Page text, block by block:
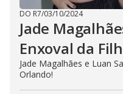
DO R7/03/10/2024
Jade
Enxoval da
Jade Magalhães e Luan
Orlando!